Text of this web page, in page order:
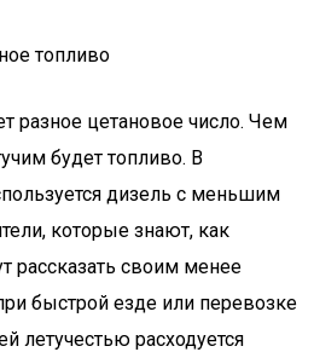
топливо
разное цетановое число. Чем
будет топливо. В
дизель с меньшим
которые знают, как
рассказать своим менее
быстрой езде или перевозке
летучестью расходуется